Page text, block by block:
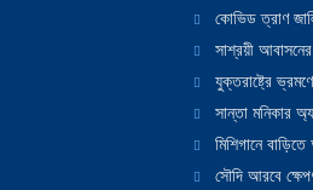
কোভিড ত্রাণ
সাশ্রয়ী
যুক্তরাষ্ট্রে
সান্তা মনিকার
মিশিগানে
সৌদি আরবে